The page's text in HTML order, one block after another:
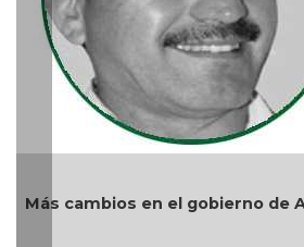
Más cambios en el gobierno de AVA